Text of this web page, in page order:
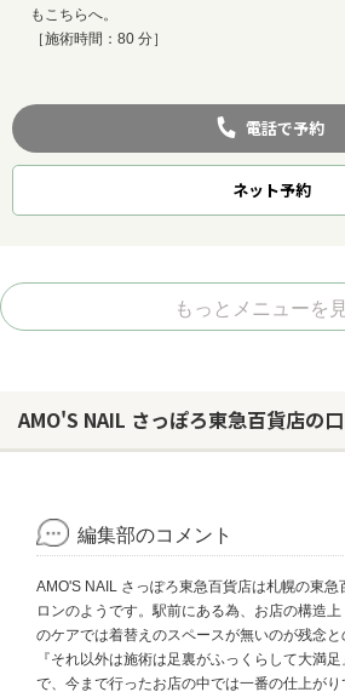
もこちらへ。
［施術時間：80 分］
電話で予約
ネット予約
もっとメニューを
AMO'S NAIL さっぽろ東急百貨店の
編集部のコメント
AMO'S NAIL さっぽろ東急百貨店は札幌の東
ロンのようです。駅前にある為、お店の構造
のケアでは着替えのスペースが無いのが残念と
『それ以外は施術は足裏がふっくらして大満
で、今まで行ったお店の中では一番の仕上が